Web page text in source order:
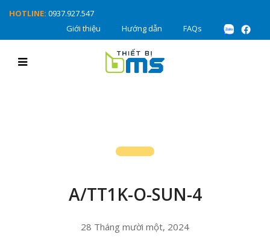
HOTLINE: 0937.927.547
Giới thiệu
Hướng dẫn FAQs
A/TT1K-O-SUN-4
28 Tháng mười một, 2024